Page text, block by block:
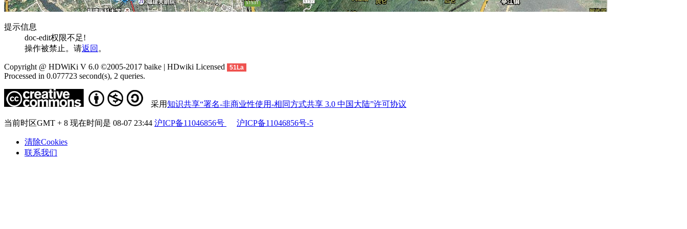
提示信息
doc-edit权限不足!
操作被禁止。请返回 。
Copyright @ HDWiKi V 6.0 ©2005-2017 baike | HDwiki Licensed 51La
Processed in 0.077723 second(s), 2 queries.
采用知识共享“署名-非商业性使用-相同方式共享 3.0 中国大陆”许可协议
当前时区GMT + 8 现在时间是 08-07 23:44 沪ICP备11046856号 沪ICP备11046856号-5
清除Cookies
联系我们